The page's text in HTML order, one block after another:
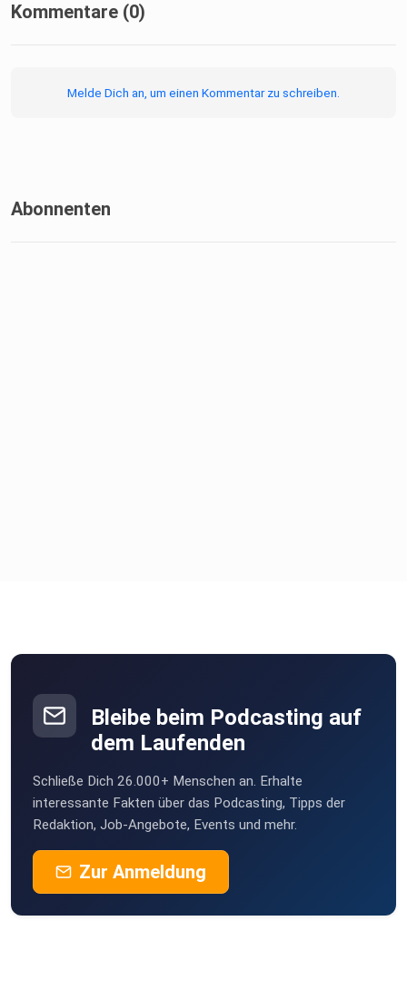
Kommentare (0)
Melde Dich an, um einen Kommentar zu schreiben.
Abonnenten
Bleibe beim Podcasting auf
dem Laufenden
Schließe Dich 26.000+ Menschen an. Erhalte
interessante Fakten über das Podcasting, Tipps der
Redaktion, Job-Angebote, Events und mehr.
Zur Anmeldung